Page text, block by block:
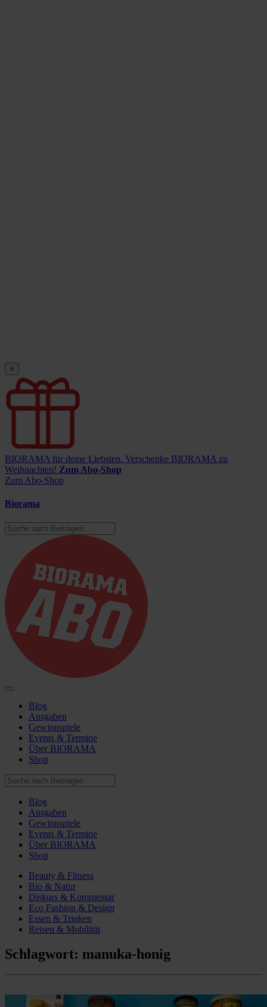
×
BIORAMA für deine Liebsten. Verschenke BIORAMA zu
Weihnachten! Zum Abo-Shop
Zum Abo-Shop
Biorama
Blog
Ausgaben
Gewinnspiele
Events & Termine
Über BIORAMA
Shop
Blog
Ausgaben
Gewinnspiele
Events & Termine
Über BIORAMA
Shop
Beauty & Fitness
Bio & Natur
Diskurs & Kommentar
Eco Fashion & Design
Essen & Trinken
Reisen & Mobilität
Schlagwort: manuka-honig